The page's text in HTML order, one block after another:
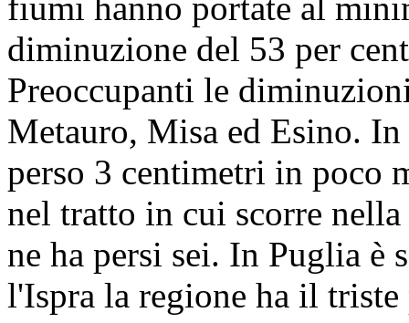
diminuzione del 53 per
Preoccupanti le
Metauro, Misa ed Esino.
perso 3 centimetri in poco
nel tratto in cui scorre
ne ha persi sei. In Puglia è
l'Ispra la regione ha il